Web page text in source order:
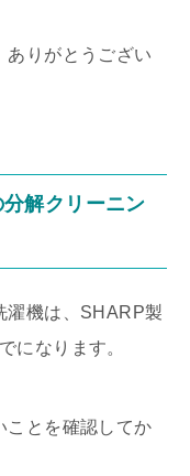
ありがとうござい
解クリーニン
濯機は、SHARP製
になります。
ことを確認してか